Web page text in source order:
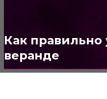
Как правильно
веранде
Потолок 147